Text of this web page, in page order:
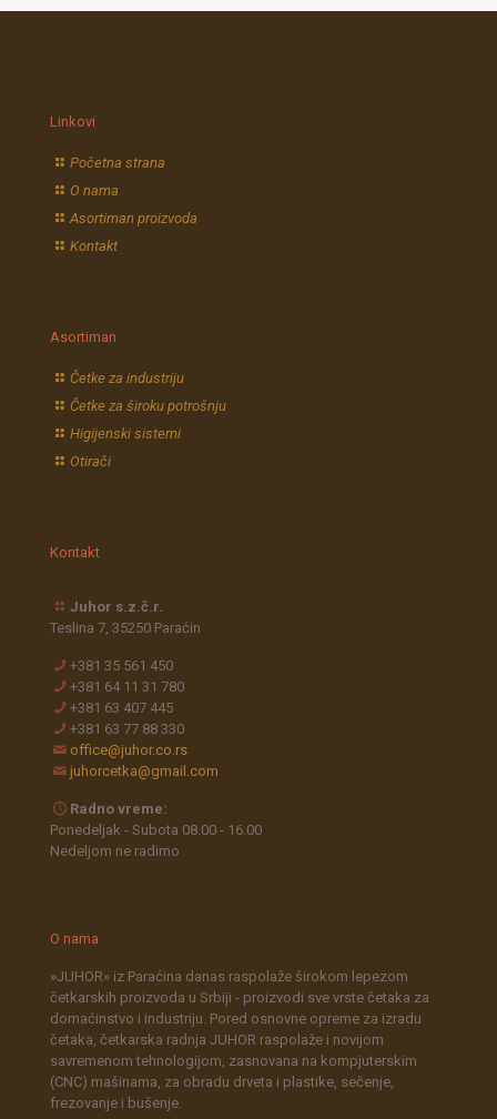
Linkovi
Početna strana
O nama
Asortiman proizvoda
Kontakt
Asortiman
Četke za industriju
Četke za široku potrošnju
Higijenski sistemi
Otirači
Kontakt
Juhor s.z.č.r.
Teslina 7, 35250 Paraćin
+381 35 561 450
+381 64 11 31 780
+381 63 407 445
+381 63 77 88 330
office@juhor.co.rs
juhorcetka@gmail.com
Radno vreme:
Ponedeljak - Subota 08.00 - 16.00
Nedeljom ne radimo
O nama
»JUHOR» iz Paraćina danas raspolaže širokom lepezom
četkarskih proizvoda u Srbiji - proizvodi sve vrste četaka za
domaćinstvo i industriju. Pored osnovne opreme za izradu
četaka, četkarska radnja JUHOR raspolaže i novijom
savremenom tehnologijom, zasnovana na kompjuterskim
(CNC) mašinama, za obradu drveta i plastike, sečenje,
frezovanje i bušenje.